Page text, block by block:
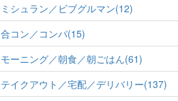
ミシュラン／ビブグルマン(12)
合コン／コンパ(15)
モーニング／朝食／朝ごはん(61)
テイクアウト／宅配／デリバリー(137)